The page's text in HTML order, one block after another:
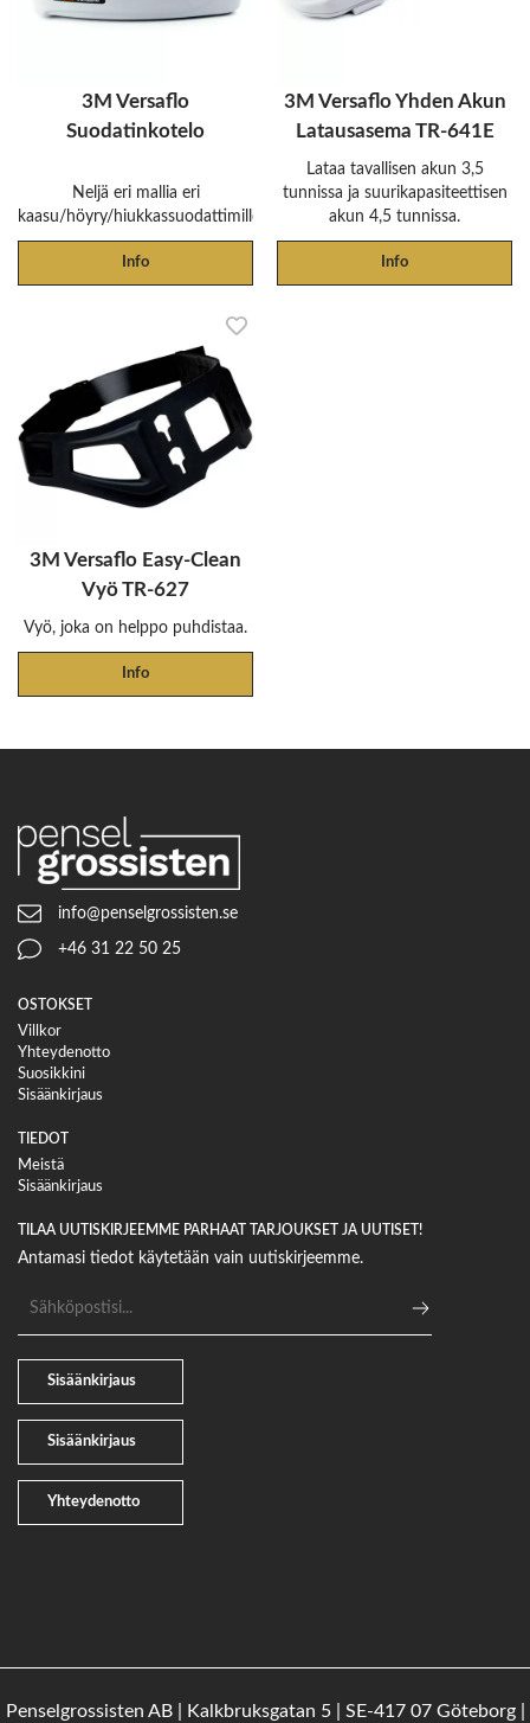
3M Versaflo
Suodatinkotelo
Neljä eri mallia eri
kaasu/höyry/hiukkassuodattimille.
Info
3M Versaflo Yhden Akun
Latausasema TR-641E
Lataa tavallisen akun 3,5
tunnissa ja suurikapasiteettisen
akun 4,5 tunnissa.
Info
3M Versaflo Easy-Clean
Vyö TR-627
Vyö, joka on helppo puhdistaa.
Info
info@penselgrossisten.se
+46 31 22 50 25
OSTOKSET
Villkor
Yhteydenotto
Suosikkini
Sisäänkirjaus
TIEDOT
Meistä
Sisäänkirjaus
TILAA UUTISKIRJEEMME PARHAAT TARJOUKSET JA UUTISET!
Antamasi tiedot käytetään vain uutiskirjeemme.
Yhteydenotto
Sisäänkirjaus
Sisäänkirjaus
Penselgrossisten AB | Kalkbruksgatan 5 | SE-417 07 Göteborg |